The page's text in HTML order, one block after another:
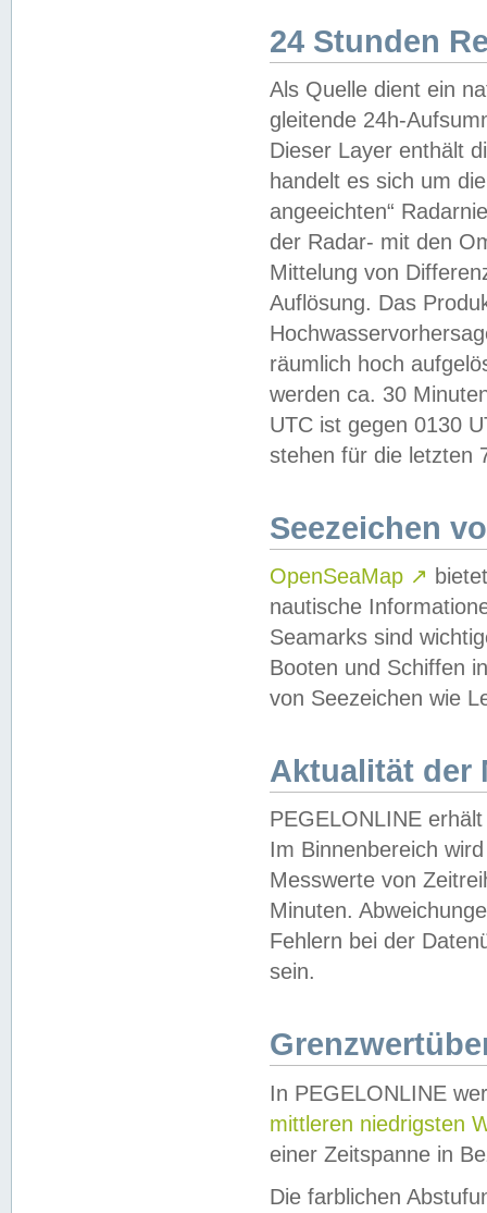
24 Stunden
Als Quelle dient ein
gleitende 24h-
Dieser Layer enthält
handelt es sich um
angeeichten“
der Radar- mit den
Mittelung von
Auflösung. Das
räumlich hoch
werden ca. 30
UTC ist gegen 0130
stehen für die letzten
Seezeichen
OpenSeaMap ↗
nautische
Seamarks sind
Booten und Schiffen
von Seezeichen wie
Aktualität der
PEGELONLINE
Im Binnenbereich
Messwerte von
Minuten.
Fehlern bei der
sein.
In PEGELONLINE
mittleren niedrigsten
einer Zeitspanne in
Die farblichen